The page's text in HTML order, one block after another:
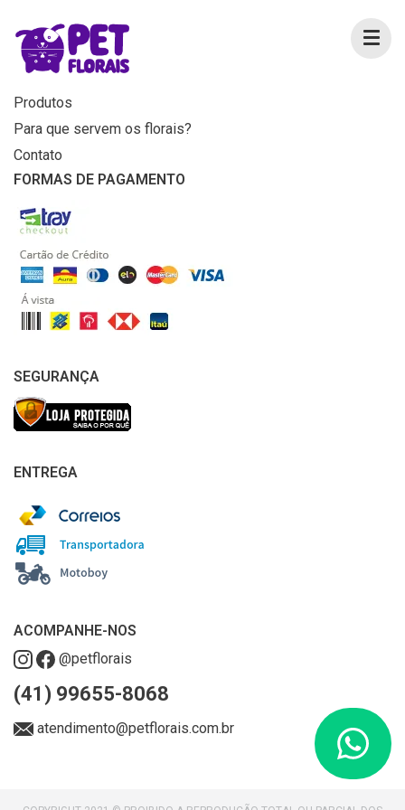
MENU
Home
Produtos
Para que servem os florais?
Contato
FORMAS DE PAGAMENTO
SEGURANÇA
ENTREGA
ACOMPANHE-NOS
@petflorais
(41) 99655-8068
atendimento@petflorais.com.br